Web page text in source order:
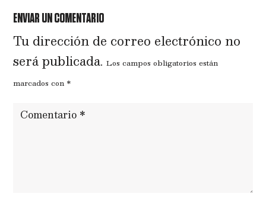
ENVIAR UN COMENTARIO
Tu dirección de correo electrónico no
será publicada. Los campos obligatorios están
marcados con *